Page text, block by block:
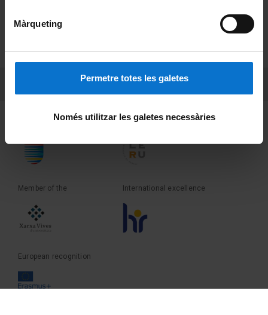
Màrqueting
Permetre totes les galetes
Només utilitzar les galetes necessàries
Terms and privacy
Founder of the Member of the
Member of the International excellence
European recognition